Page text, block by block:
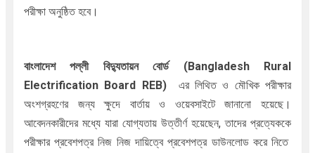
পরীক্ষা অনুষ্ঠিত হবে।
বাংলাদেশ পল্লী বিদ্যুতায়ন বোর্ড(Bangladesh Rural
Electrification Board REB) এর লিথিত ও মৌখিক পরীক্ষার
অংশগ্রহণের জন্য ক্ষুদে বার্তায় ও ওয়েবসাইটে জানানো হয়েছে।
আবেদনকারীদের মধ্যে যারা যোগ্যতায় উত্তীর্ণ হয়েছেন, তাদের প্রত্যেককে
পরীক্ষার প্রবেশপত্র নিজ নিজ দায়িত্বে প্রবেশপত্র ডাউনলোড করে নিতে